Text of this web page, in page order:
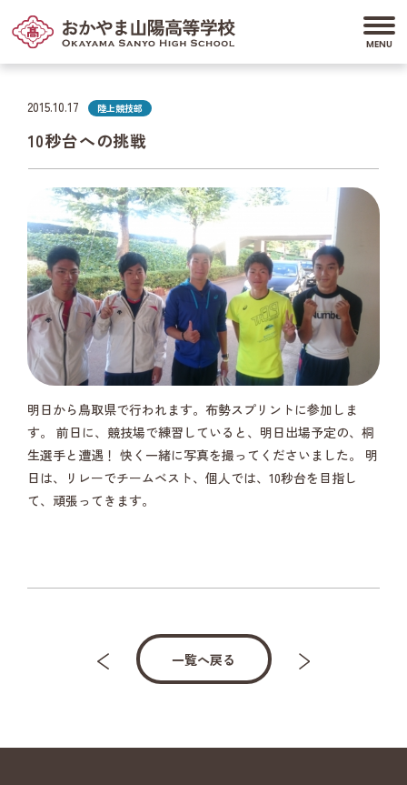
2015.10.17 陸上競技部
10秒台への挑戦
明日から鳥取県で行われます。布勢スプリントに参加しま
す。 前日に、競技場で練習していると、明日出場予定の、桐
生選手と遭遇！ 快く一緒に写真を撮ってくださいました。 明
日は、リレーでチームベスト、個人では、10秒台を目指し
て、頑張ってきます。
一覧へ戻る